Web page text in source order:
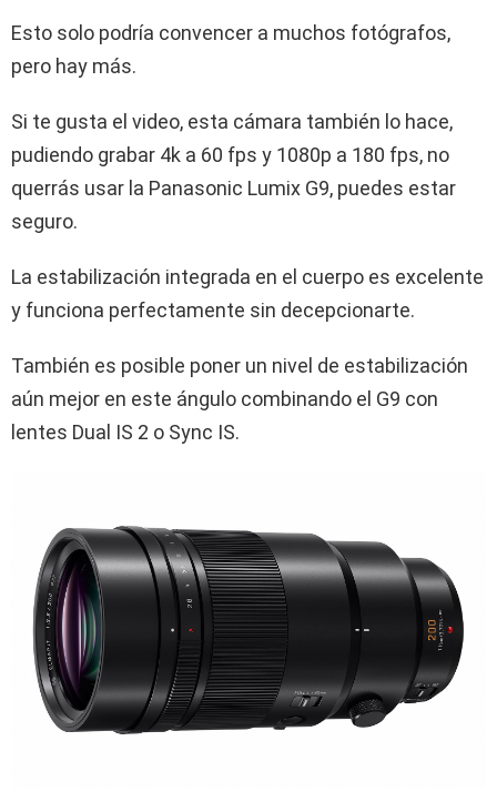
Esto solo podría convencer a muchos fotógrafos,
pero hay más.
Si te gusta el video, esta cámara también lo hace,
pudiendo grabar 4k a 60 fps y 1080p a 180 fps, no
querrás usar la Panasonic Lumix G9, puedes estar
seguro.
La estabilización integrada en el cuerpo es excelente
y funciona perfectamente sin decepcionarte.
También es posible poner un nivel de estabilización
aún mejor en este ángulo combinando el G9 con
lentes Dual IS 2 o Sync IS.